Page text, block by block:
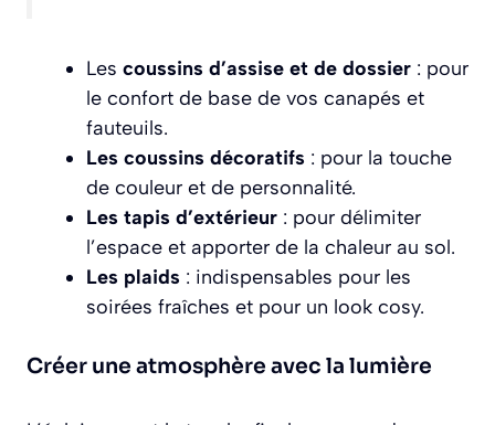
Les coussins d’assise et de dossier : pour
le confort de base de vos canapés et
fauteuils.
Les coussins décoratifs : pour la touche
de couleur et de personnalité.
Les tapis d’extérieur : pour délimiter
l’espace et apporter de la chaleur au sol.
Les plaids : indispensables pour les
soirées fraîches et pour un look cosy.
Créer une atmosphère avec la lumière